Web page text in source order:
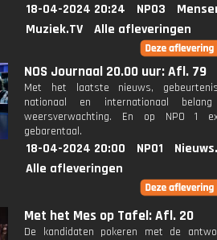
18-04-2024 20:24 NPO3
Muziek.TV
Alle afleveringen
NOS Journaal 20.00 uur: Afl. 79
Met het laatste nieuws,
nationaal en internationaal
weersverwachting. En op NPO 1
gebarentaal.
18-04-2024 20:00 NPO1
Alle afleveringen
Met het Mes op Tafel: Afl. 20
De kandidaten pokeren met de